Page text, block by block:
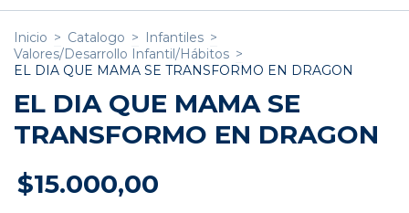
Inicio > Catalogo > Infantiles >
Valores/Desarrollo Infantil/Hábitos >
EL DIA QUE MAMA SE TRANSFORMO EN DRAGON
EL DIA QUE MAMA SE
TRANSFORMO EN DRAGON
$15.000,00